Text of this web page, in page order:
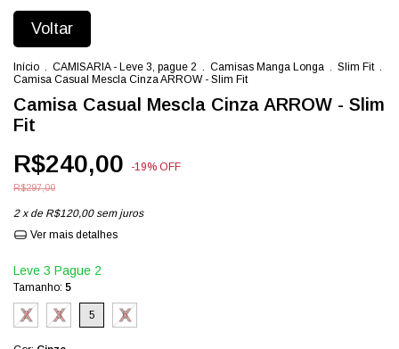
Voltar
Início . CAMISARIA - Leve 3, pague 2 . Camisas Manga Longa . Slim Fit .
Camisa Casual Mescla Cinza ARROW - Slim Fit
Camisa Casual Mescla Cinza ARROW - Slim
Fit
R$240,00 -19% OFF
R$297,00
2 x de R$120,00 sem juros
Ver mais detalhes
Leve 3 Pague 2
Tamanho: 5
2 3 5 6